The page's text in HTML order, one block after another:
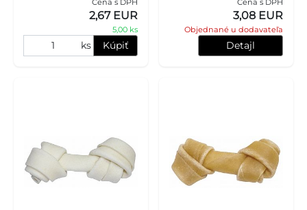
súčasťou starostlivosti o
ústnu dutinu psov.
Cena s DPH
2,67 EUR
5,00 ks
ks Kúpiť
súčasťou starostlivosti o
ústnu dutinu psov.
Pomáhajú odst
Cena s DPH
3,08 EUR
Objednané u dodavateľa
Detajl